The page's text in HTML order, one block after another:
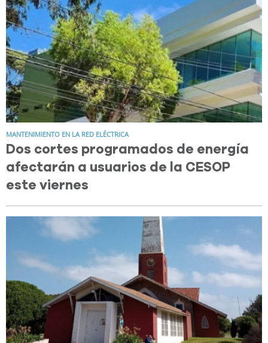
MANTENIMIENTO EN LA RED ELÉCTRICA
Dos cortes programados de energía
afectarán a usuarios de la CESOP
este viernes